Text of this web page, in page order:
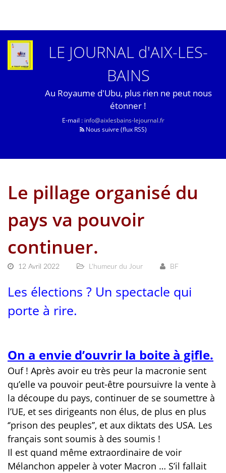
LE JOURNAL d'AIX-LES-
BAINS
Au Royaume d'Ubu, plus rien ne peut nous
étonner !
E-mail : info@aixlesbains-lejournal.fr
Nous suivre (flux RSS)
Le pillage organisé du
pays va pouvoir
continuer.
12 Avril 2022 L'humeur du Jour BF
Les élections ? Un spectacle qui
porte à rire.
On a envie d’ouvrir la boite à gifle.
Ouf ! Après avoir eu très peur la macronie sent
qu’elle va pouvoir peut-être poursuivre la vente à
la découpe du pays, continuer de se soumettre à
l’UE, et ses dirigeants non élus, de plus en plus
‘’prison des peuples’’, et aux diktats des USA. Les
français sont soumis à des soumis !
Il est quand même extraordinaire de voir
Mélanchon appeler à voter Macron … S’il fallait